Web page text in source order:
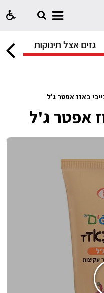
גזים אצל תינוקות
באזז אפטר ג'ל
אפטר ג'ל